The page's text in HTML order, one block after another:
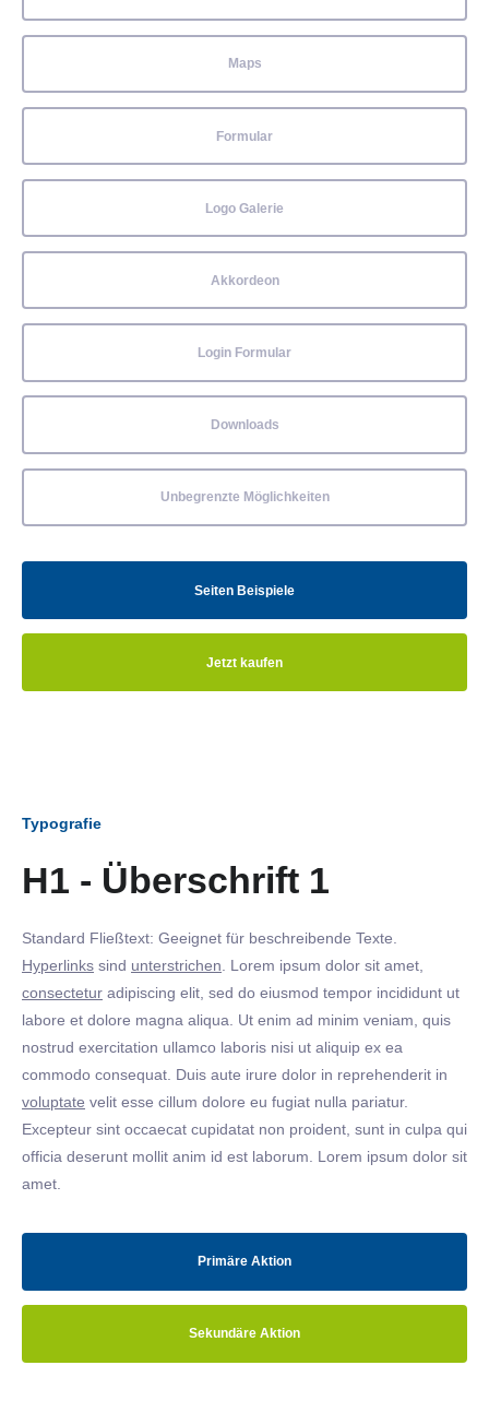
Maps
Formular
Logo Galerie
Akkordeon
Login Formular
Downloads
Unbegrenzte Möglichkeiten
Seiten Beispiele
Jetzt kaufen
Typografie
H1 - Überschrift 1
Standard Fließtext: Geeignet für beschreibende Texte.
Hyperlinks sind unterstrichen . Lorem ipsum dolor sit amet,
consectetur adipiscing elit, sed do eiusmod tempor incididunt ut
labore et dolore magna aliqua. Ut enim ad minim veniam, quis
nostrud exercitation ullamco laboris nisi ut aliquip ex ea
commodo consequat. Duis aute irure dolor in reprehenderit in
voluptate velit esse cillum dolore eu fugiat nulla pariatur.
Excepteur sint occaecat cupidatat non proident, sunt in culpa qui
officia deserunt mollit anim id est laborum. Lorem ipsum dolor sit
amet.
Primäre Aktion
Sekundäre Aktion